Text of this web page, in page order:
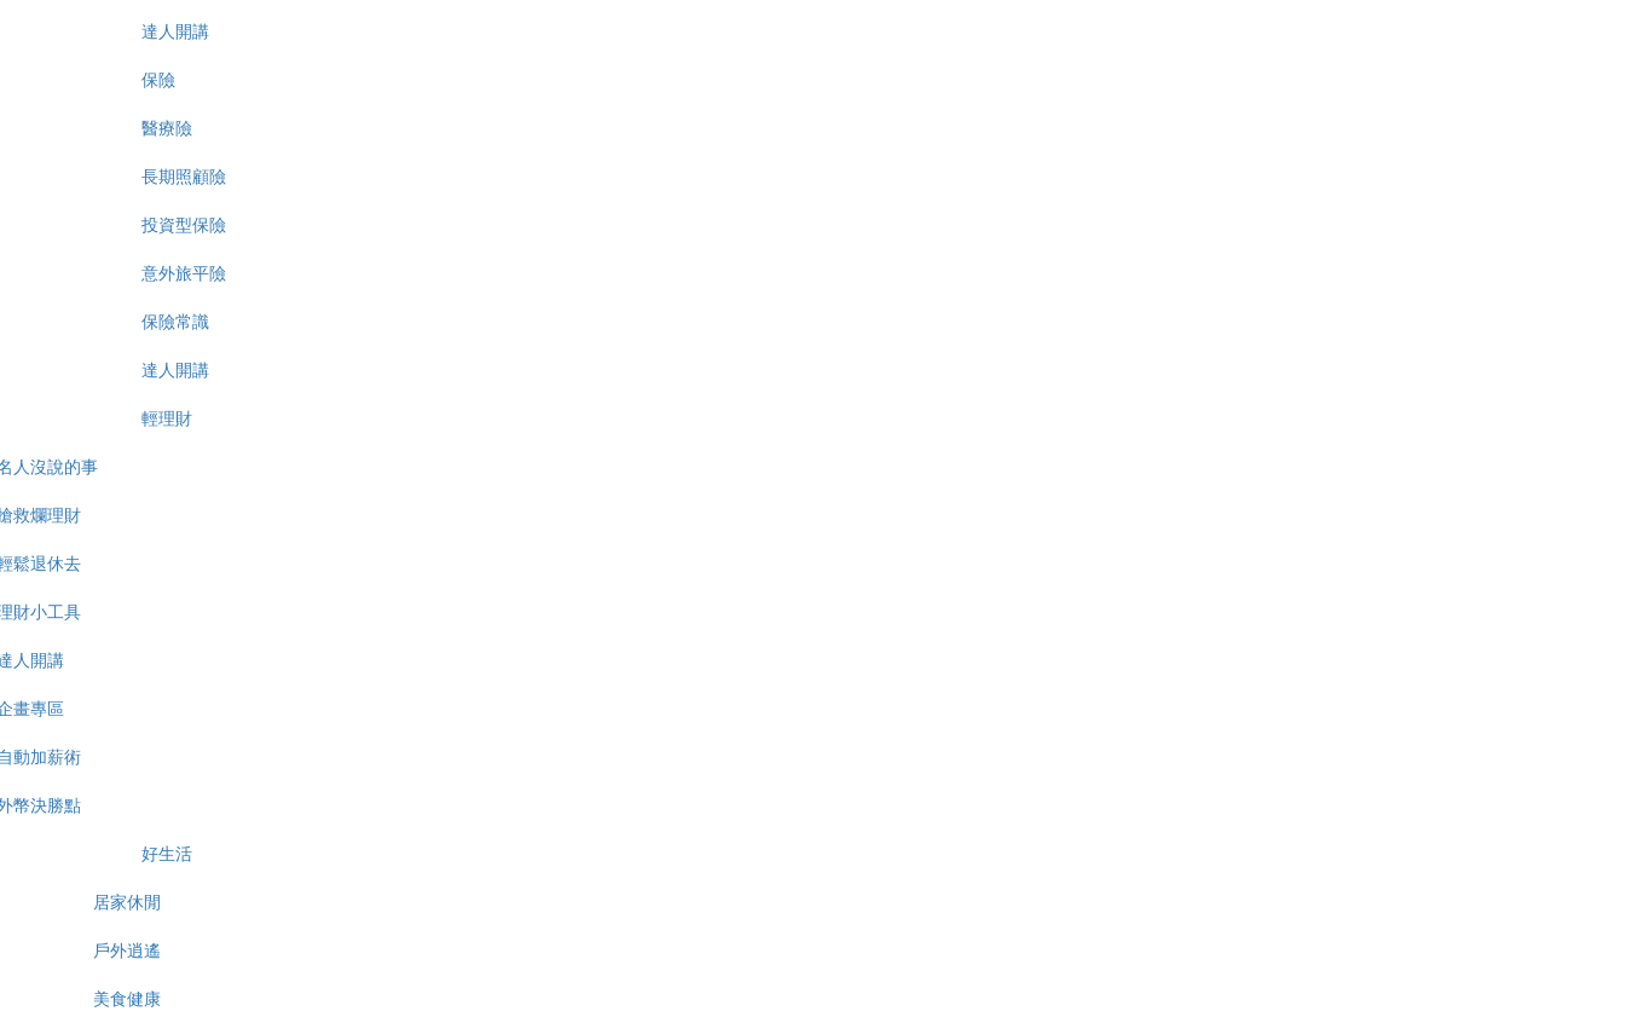
達人開講
保險
醫療險
長期照顧險
投資型保險
意外旅平險
保險常識
達人開講
輕理財
人沒說的事
救爛理財
鬆退休去
財小工具
人開講
畫專區
動加薪術
幣決勝點
好生活
居家休閒
戶外逍遙
美食健康